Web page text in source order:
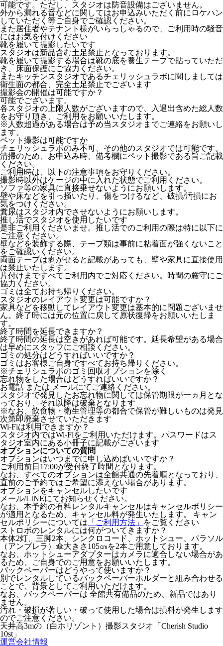
可能です。ただし、スタジオは防音設備はございません。
外から漏れる音などに関してはお申込みいただく前にロケハン
していただく等ご自身でご確認ください。
また居住者やテナント様がいらっしゃるので、ご利用時の騒音
にはお気を付けください
靴を履いて撮影したいです
スタジオは新品含む土足禁止となっております。
靴を履いて撮影する場合は靴の底を養生テープで貼っていただ
き、床面保護にご協力ください。
またキッチンスタジオであるチェリッシュラボに関しましては
衛生面の都合、完全土足禁止でございます
撮影会の開催は可能ですか？
可能でございます。
各スタジオの上限人数がございますので、入退出含めた総人数
をお守り頂き、ご利用をお願いいたします。
※人数超過がある場合は予め当スタジオまでご連絡をお願いし
ます。
ペット撮影は可能ですか
チェリッシュラボのみ不可、その他のスタジオでは可能です。
清掃のため、お申込み時、備考欄にペット撮影である旨ご記載
ください。
ご利用時は、以下の注意事項をお守りください。
撮影時以外はケージの中に入れた状態でご利用ください。
ソファ等の家具に直接乗せないようにお願いします。
壁や床などを引っ掻いたり、傷をつけるなど、破損/汚損にお
気をつけください。
糞尿はスタジオ内でさせないようにお願いします。
推し活でスタジオを使用したいです
是非ご利用くださいませ。推し活でのご利用の際は特に以下に
ご注意ください。
壁などを装飾する際、テープ類は事前に粘着面が強くないこと
をご確認いください。
両面テープは剥がせると記載があっても、壁や家具に直接使用
は禁止いたします。
片付けまですべてご利用内でご対応ください。時間の厳守にご
協力ください。
ゴミは全てお持ち帰りください。
スタジオのレイアウト変更は可能ですか？
家具などを移動してレイアウト変更は基本的に問題ございませ
ん。終了時には元の位置に戻して原状復帰をお願いいたしま
す。
終了時間を延長できますか？
終了時間の延長は空きがあれば可能です。延長希望がある場合
は早めにスタッフにご相談ください。
ゴミの処分はどうすればいいですか？
ゴミはお客様ご自身ですべてお持ち帰りください。
※チェリシュラボのゴミ回収オプションを除く
忘れ物をした場合はどうすればいいですか？
お電話 または メールにてご連絡ください。
スタジオで発見したお忘れ物に関しては保管期限が一ヵ月とな
っており、それ以降は破棄となります
※なお、飲食物・衛生管理等の都合で保管が難しいものは発見
次第即廃棄させていただきます
Wi-Fiは利用できますか？
スタジオ内ではWi-Fiをご利用いただけます。パスワードはス
タジオ室内にある小冊子に記載がございます
オプションについての質問
オプションはいつまでに申し込めばいいですか？
ご利用前日17:00が受付終了時間となります。
なお、すべてのオプションは全館共通の先着順となっており、
直前のご予約ではご希望に添えない場合があります。
オプションをキャンセルしたいです
メール/LINEにてお知らせください。
なお、本予約の有料レンタルキャンセルはキャンセルポリシー
が適用となるため、キャンセル料が発生いたします。 キャン
セルポリシーについては 「ご利用方法」
をご覧ください
ストロボのレンタルには何がついてきますか？
本体2灯、三脚2本、シンクロコード、ホットシュー、パラソル
（アンブレラ）傘大きさ105㎝を2本ご用意しております。
なお、ホットシューアダプターはカメラに適合しない場合があ
るため、ご自身でのご用意をお願いいたします。
バックペーパーはどうやって使いますか？
別でレンタルしているバックペーパーホルダーと組み合わせる
ことで、背景としてご利用いただけます。
なお、バックペーパーは 全館共有備品のため、新品ではあり
ません。
汚れ・破損が著しい・破って使用した場合は損料が発生します
のでご注意ください。
天井高3mの（白ホリゾント）撮影スタジオ「Cherish Studio
10st」
運営会社情報